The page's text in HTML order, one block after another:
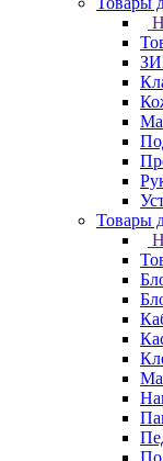
Товары